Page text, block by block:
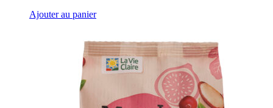
Ajouter au panier